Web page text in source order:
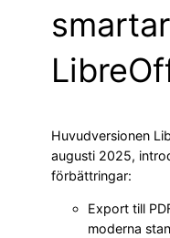
Huvudversionen
augusti 2025,
förbättringar:
Export till
moderna